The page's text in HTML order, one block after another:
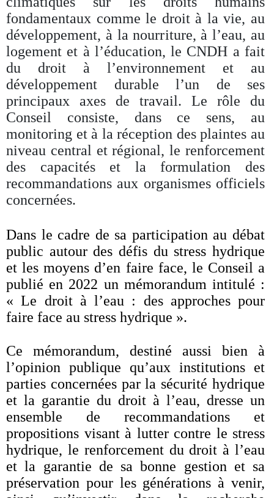
fondamentaux comme le droit à la vie, au
développement, à la nourriture, à l’eau, au
logement et à l’éducation, le CNDH a fait
du droit à l’environnement et au
développement durable l’un de ses
principaux axes de travail. Le rôle du
Conseil consiste, dans ce sens, au
monitoring et à la réception des plaintes au
niveau central et régional, le renforcement
des capacités et la formulation des
recommandations aux organismes officiels
concernées.
Dans le cadre de sa participation au débat
public autour des défis du stress hydrique
et les moyens d’en faire face, le Conseil a
publié en 2022 un mémorandum intitulé :
« Le droit à l’eau : des approches pour
faire face au stress hydrique ».
Ce mémorandum, destiné aussi bien à
l’opinion publique qu’aux institutions et
parties concernées par la sécurité hydrique
et la garantie du droit à l’eau, dresse un
ensemble de recommandations et
propositions visant à lutter contre le stress
hydrique, le renforcement du droit à l’eau
et la garantie de sa bonne gestion et sa
préservation pour les générations à venir,